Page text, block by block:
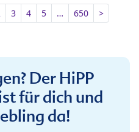
3 4 5 … 650 >
Der HiPP
für dich und
da!